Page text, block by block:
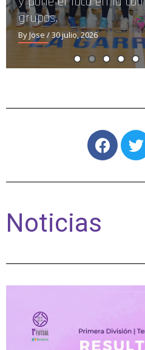
grupos.
By Jose/ 30 julio, 2026
Noticias